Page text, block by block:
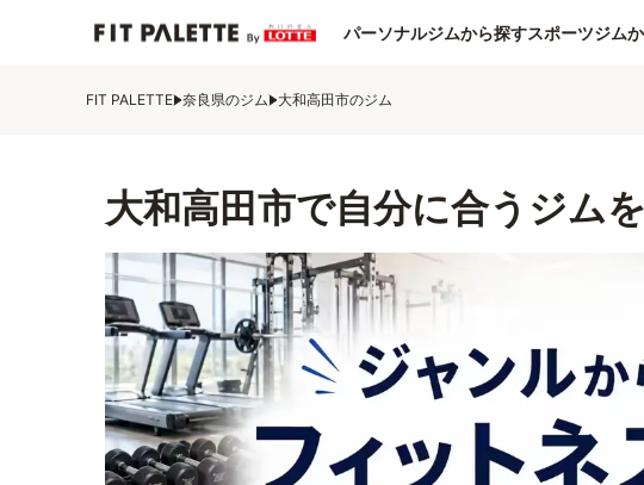
パーソナルジムから探すスポーツジム
FIT PALETTE 奈良県のジム 大和高田市のジム
大和高田市で自分に合うジム